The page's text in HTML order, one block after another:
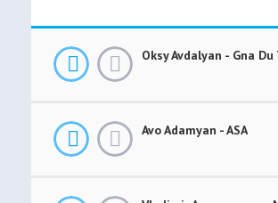
Avo Adamyan - ASA